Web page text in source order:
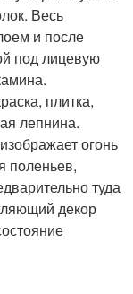
Весь
и после
под лицевую
плитка,
лепнина.
огонь
поленьев,
туда
декор